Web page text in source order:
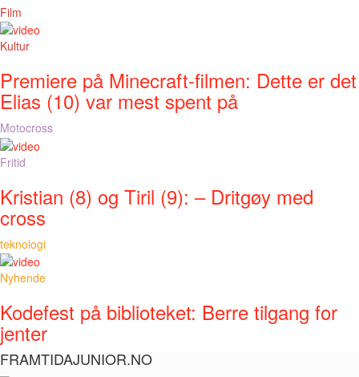
Film
Kultur
Premiere på Minecraft-filmen: Dette er det
Elias (10) var mest spent på
Motocross
Fritid
Kristian (8) og Tiril (9): – Dritgøy med
cross
teknologi
Nyhende
Kodefest på biblioteket: Berre tilgang for
jenter
FRAMTIDAJUNIOR.NO